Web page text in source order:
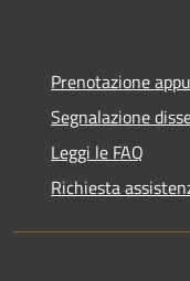
Prenotazione
Segnalazione
Leggi le FAQ
Richiesta